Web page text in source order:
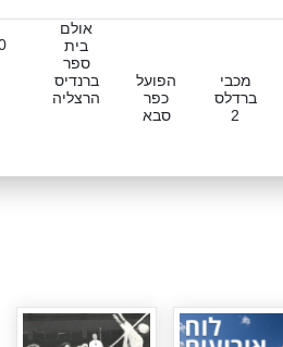
מכבי
ברדלס
2
הפועל
כפר
סבא
אולם
בית
ספר
ברנדיס
הרצליה